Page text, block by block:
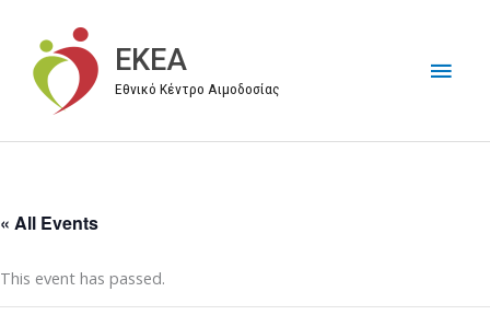
περιεχόμενο
EKEA
Εθνικό Κέντρο Αιμοδοσίας
« All Events
This event has passed.